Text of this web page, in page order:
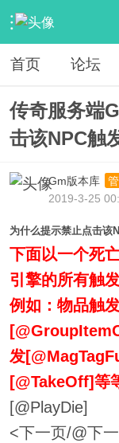
› 教程广告专区 ›
首页 论坛
传奇服务端
击该NPC触
Gm版本库
2019-3-25
为什么提示禁止点击该
下面以一个死
引擎的所有触
例如：物品触
发
[@TakeOff]等
[@PlayDie]
<下一页/@下